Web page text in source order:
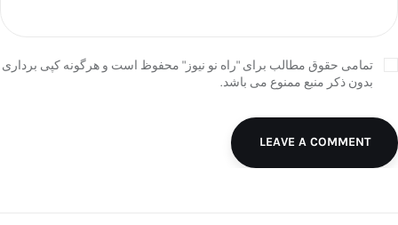
تمامی حقوق مطالب برای "راه نو نیوز" محفوظ است و هرگونه کپی برداری
بدون ذکر منبع ممنوع می باشد.
LEAVE A COMMENT